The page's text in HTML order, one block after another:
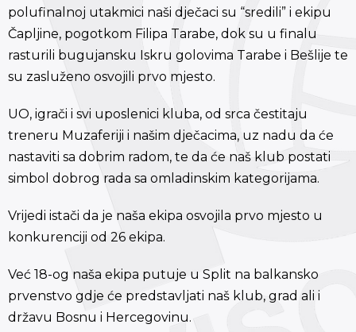
polufinalnoj utakmici naši dječaci su “sredili” i ekipu
Čapljine, pogotkom Filipa Tarabe, dok su u finalu
rasturili bugujansku Iskru golovima Tarabe i Bešlije te
su zasluženo osvojili prvo mjesto.
UO, igrači i svi uposlenici kluba, od srca čestitaju
treneru Muzaferiji i našim dječacima, uz nadu da će
nastaviti sa dobrim radom, te da će naš klub postati
simbol dobrog rada sa omladinskim kategorijama.
Vrijedi istači da je naša ekipa osvojila prvo mjesto u
konkurenciji od 26 ekipa.
Već 18-og naša ekipa putuje u Split na balkansko
prvenstvo gdje će predstavljati naš klub, grad ali i
državu Bosnu i Hercegovinu.